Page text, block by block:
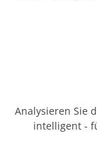
Analysieren Sie
intelligent -